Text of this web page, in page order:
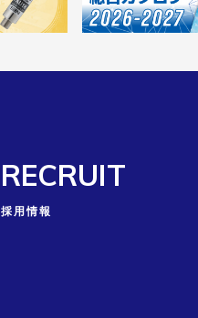
RECRUIT
採用情報